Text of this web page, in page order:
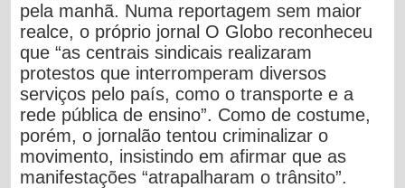
pela manhã. Numa reportagem sem maior
realce, o próprio jornal O Globo reconheceu
que “as centrais sindicais realizaram
protestos que interromperam diversos
serviços pelo país, como o transporte e a
rede pública de ensino”. Como de costume,
porém, o jornalão tentou criminalizar o
movimento, insistindo em afirmar que as
manifestações “atrapalharam o trânsito”.